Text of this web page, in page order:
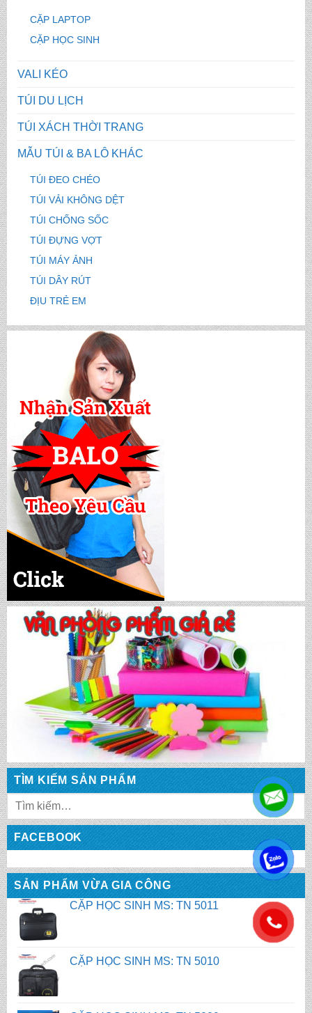
CẶP LAPTOP
CẶP HỌC SINH
VALI KÉO
TÚI DU LỊCH
TÚI XÁCH THỜI TRANG
MẪU TÚI & BA LÔ KHÁC
TÚI ĐEO CHÉO
TÚI VẢI KHÔNG DỆT
TÚI CHỐNG SỐC
TÚI ĐỰNG VỢT
TÚI MÁY ẢNH
TÚI DÂY RÚT
ĐỊU TRẺ EM
TÌM KIẾM SẢN PHẨM
FACEBOOK
SẢN PHẨM VỪA GIA CÔNG
CẶP HỌC SINH MS: TN 5016
CẶP HỌC SINH MS: TN 5015
CẶP HỌC SINH MS: TN 5014
CẶP HỌC SINH MS: TN 5013
CẶP HỌC SINH MS: TN 5012
CẶP HỌC SINH MS: TN 5011
CẶP HỌC SINH MS: TN 5010
.
.